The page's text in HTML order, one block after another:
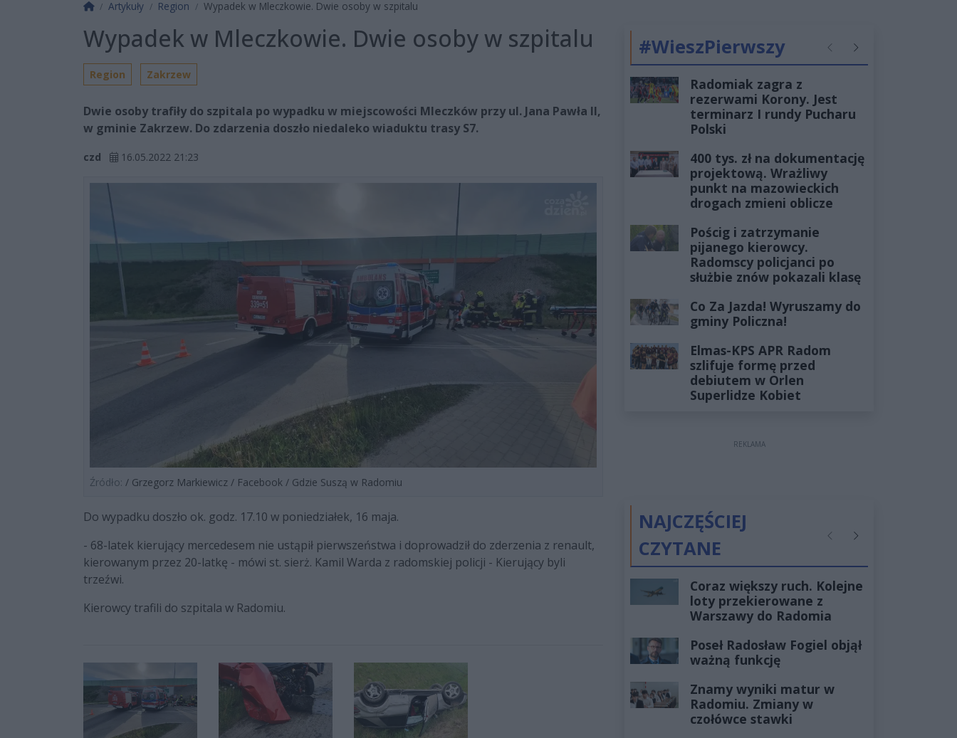
Strona główna
Artykuły Region Wypadek w Mleczkowie. Dwie osoby w szpitalu
Wypadek w Mleczkowie. Dwie osoby w szpitalu
Region Zakrzew
Dwie osoby trafiły do szpitala po wypadku w miejscowości Mleczków przy ul. Jana Pawła II,
w gminie Zakrzew. Do zdarzenia doszło niedaleko wiaduktu trasy S7.
czd 16.05.2022 21:23
Źródło: / Grzegorz Markiewicz / Facebook / Gdzie Suszą w Radomiu
Do wypadku doszło ok. godz. 17.10 w poniedziałek, 16 maja.
- 68-latek kierujący mercedesem nie ustąpił pierwszeństwa i doprowadził do zderzenia z renault,
kierowanym przez 20-latkę - mówi st. sierż. Kamil Warda z radomskiej policji - Kierujący byli
trzeźwi.
Kierowcy trafili do szpitala w Radomiu.
#WieszPierwszy PoprzednieNastępne
Radomiak zagra z
rezerwami Korony. Jest
terminarz I rundy Pucharu
Polski
400 tys. zł na dokumentację
projektową. Wrażliwy
punkt na mazowieckich
drogach zmieni oblicze
Pościg i zatrzymanie
pijanego kierowcy.
Radomscy policjanci po
służbie znów pokazali klasę
Co Za Jazda! Wyruszamy do
gminy Policzna!
Elmas-KPS APR Radom
szlifuje formę przed
debiutem w Orlen
Superlidze Kobiet
REKLAMA
NAJCZĘŚCIEJ
CZYTANE
PoprzednieNastępne
Coraz większy ruch. Kolejne
loty przekierowane z
Warszawy do Radomia
Poseł Radosław Fogiel objął
ważną funkcję
Znamy wyniki matur w
Radomiu. Zmiany w
czołówce stawki